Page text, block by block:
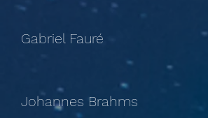
Gabriel Fauré
Johannes Brahms